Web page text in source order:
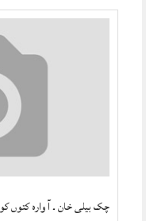
چک بیلی خان ۔ آ وارہ کتوں